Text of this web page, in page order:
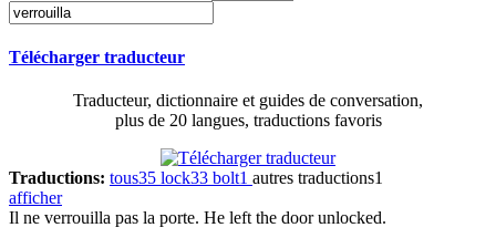
Télécharger traducteur
Traducteur, dictionnaire et guides de conversation,
plus de 20 langues, traductions favoris
Traductions: tous35 lock33 bolt1 autres traductions1
afficher
Il ne verrouilla pas la porte. He left the door unlocked.